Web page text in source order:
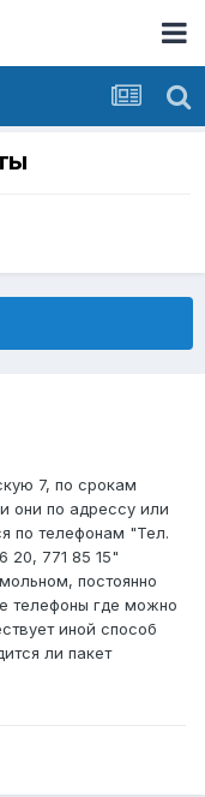
7, по срокам
они по адрессу или
по телефонам "Тел.
20, 771 85 15"
постоянно
телефоны где можно
иной способ
ли пакет